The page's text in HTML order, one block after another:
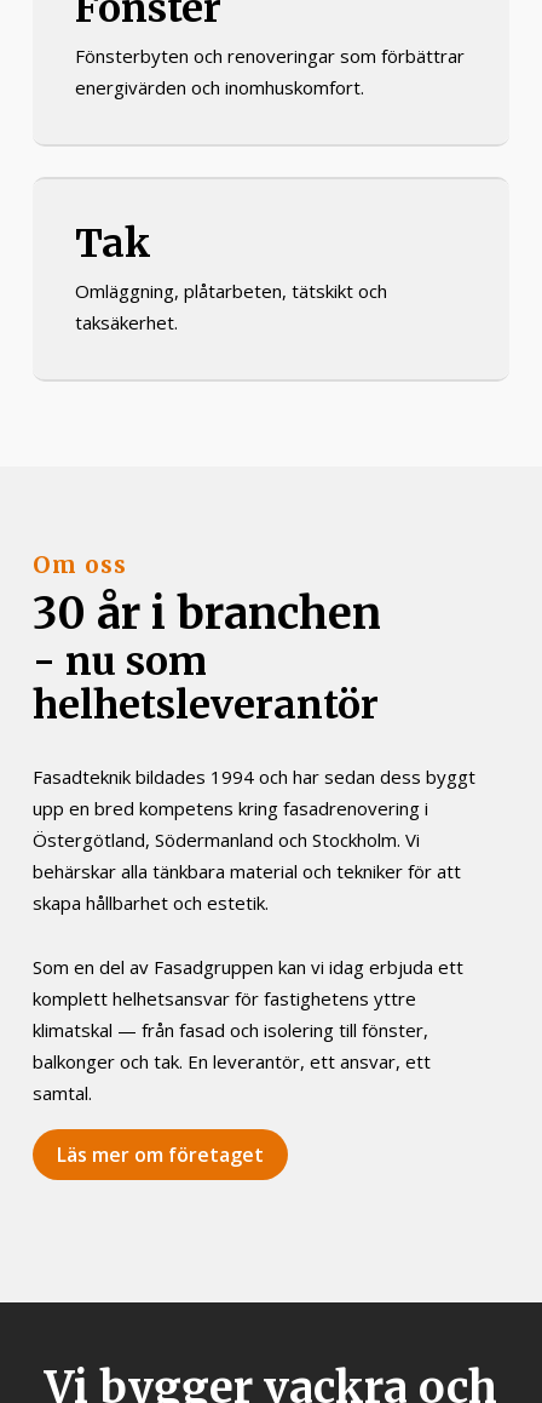
Fönsterbyten och renoveringar som förbättrar
energivärden och inomhuskomfort.
Tak
Omläggning, plåtarbeten, tätskikt och
taksäkerhet.
Om oss
30 år i branchen
- nu som
helhetsleverantör
Fasadteknik bildades 1994 och har sedan dess byggt
upp en bred kompetens kring fasadrenovering i
Östergötland, Södermanland och Stockholm. Vi
behärskar alla tänkbara material och tekniker för att
skapa hållbarhet och estetik.
Som en del av Fasadgruppen kan vi idag erbjuda ett
komplett helhetsansvar för fastighetens yttre
klimatskal — från fasad och isolering till fönster,
balkonger och tak. En leverantör, ett ansvar, ett
samtal.
Läs mer om företaget
Vi bygger vackra och